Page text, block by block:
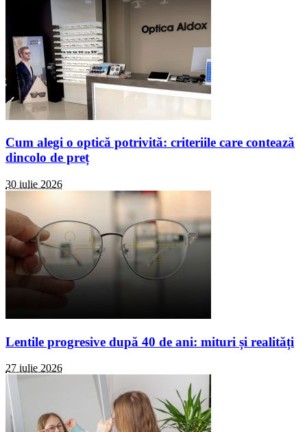
Cum alegi o optică potrivită: criteriile care contează
dincolo de preț
30 iulie 2026
Lentile progresive după 40 de ani: mituri și realități
27 iulie 2026